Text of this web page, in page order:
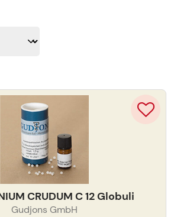
CRUDUM C 12 Globuli
Gudjons GmbH